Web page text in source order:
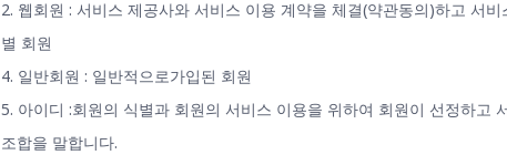
2. 웹회원 : 서비스 제공사와 서비스 이용 계약을 체결(약관동의)하고 서
별 회원
4. 일반회원 : 일반적으로가입된 회원
5. 아이디 :회원의 식별과 회원의 서비스 이용을 위하여 회원이 선정하고
조합을 말합니다.